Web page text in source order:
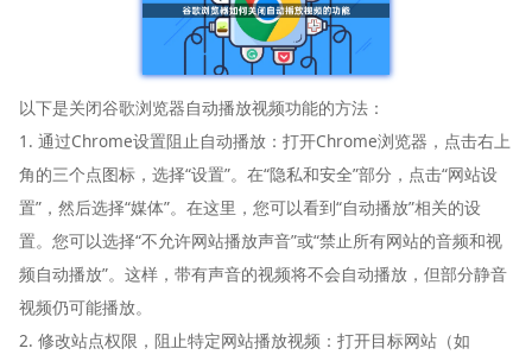
以下是关闭谷歌浏览器自动播放视频功能的方法：
1. 通过Chrome设置阻止自动播放：打开Chrome浏览器，点击右上
角的三个点图标，选择“设置”。在“隐私和安全”部分，点击“网站设
置”，然后选择“媒体”。在这里，您可以看到“自动播放”相关的设
置。您可以选择“不允许网站播放声音”或“禁止所有网站的音频和视
频自动播放”。这样，带有声音的视频将不会自动播放，但部分静音
视频仍可能播放。
2. 修改站点权限，阻止特定网站播放视频：打开目标网站（如